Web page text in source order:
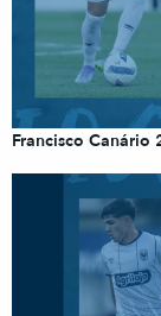
Francisco Canário